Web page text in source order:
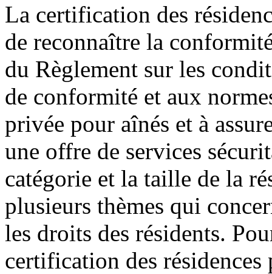
La certification des
de reconnaître la
du Règlement sur les
de conformité et aux
privée pour aînés et à
une offre de services
catégorie et la taille de la
plusieurs thèmes qui
les droits des résidents.
certification des